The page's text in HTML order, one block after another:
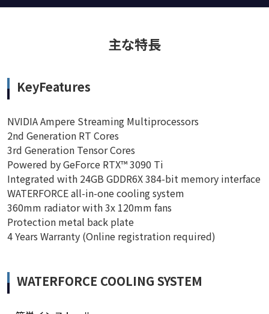
主な特長
KeyFeatures
NVIDIA Ampere Streaming Multiprocessors
2nd Generation RT Cores
3rd Generation Tensor Cores
Powered by GeForce RTX™ 3090 Ti
Integrated with 24GB GDDR6X 384-bit memory interface
WATERFORCE all-in-one cooling system
360mm radiator with 3x 120mm fans
Protection metal back plate
4 Years Warranty (Online registration required)
WATERFORCE COOLING SYSTEM